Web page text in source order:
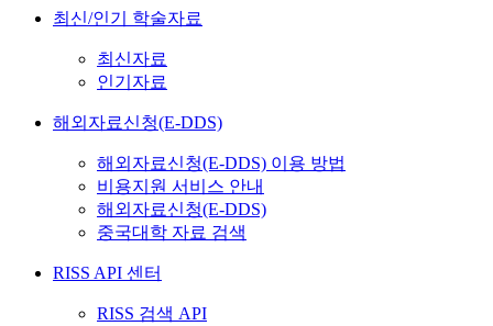
최신/인기 학술자료
최신자료
인기자료
해외자료신청(E-DDS)
해외자료신청(E-DDS) 이용 방법
비용지원 서비스 안내
해외자료신청(E-DDS)
중국대학 자료 검색
RISS API 센터
RISS 검색 API